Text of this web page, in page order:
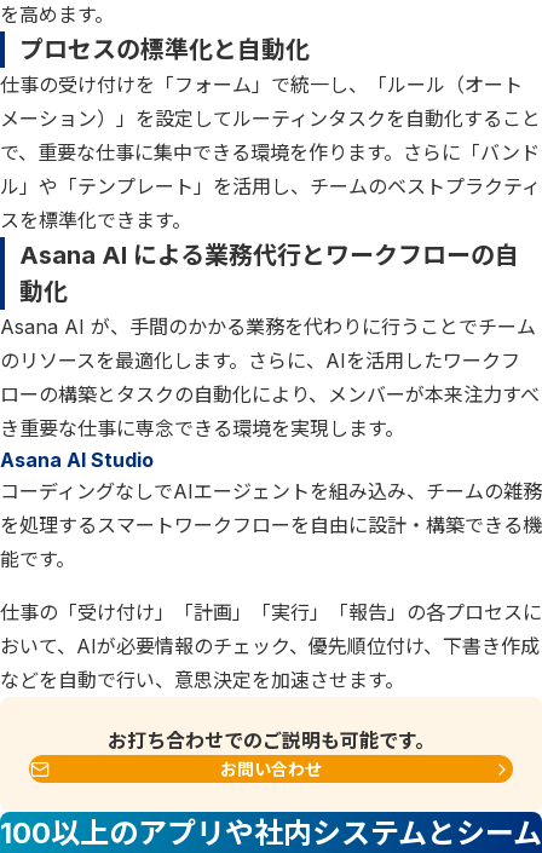
を高めます。
プロセスの標準化と自動化
仕事の受け付けを「フォーム」で統一し、「ルール（オート
メーション）」を設定してルーティンタスクを自動化すること
で、重要な仕事に集中できる環境を作ります。さらに「バンド
ル」や「テンプレート」を活用し、チームのベストプラクティ
スを標準化できます。
Asana AI による業務代行とワークフローの自
動化
Asana AI が、手間のかかる業務を代わりに行うことでチーム
のリソースを最適化します。さらに、AIを活用したワークフ
ローの構築とタスクの自動化により、メンバーが本来注力すべ
き重要な仕事に専念できる環境を実現します。
Asana AI Studio
コーディングなしでAIエージェントを組み込み、チームの雑務
を処理するスマートワークフローを自由に設計・構築できる機
能です。
仕事の「受け付け」「計画」「実行」「報告」の各プロセスに
おいて、AIが必要情報のチェック、優先順位付け、下書き作成
などを自動で行い、意思決定を加速させます。
お打ち合わせでのご説明も可能です。
お問い合わせ
100以上のアプリや社内システムとシーム